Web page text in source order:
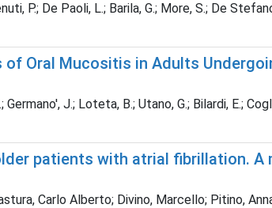
P.; De Paoli, L.; Barila, G.; More, S.; De
Oral Mucositis in Adults
J.; Loteta, B.; Utano, G.; Bilardi, E.;
patients with atrial fibrillation.
Carlo Alberto; Divino, Marcello; Pitino,